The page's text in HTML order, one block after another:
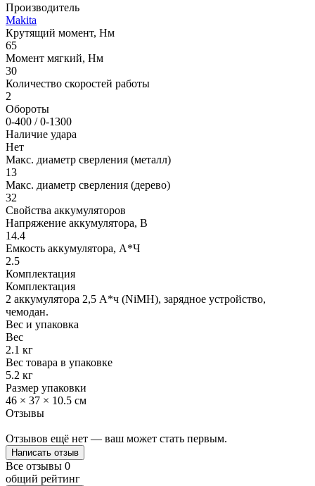
Производитель
Makita
Крутящий момент, Нм
65
Момент мягкий, Нм
30
Количество скоростей работы
2
Обороты
0-400 / 0-1300
Наличие удара
Нет
Макс. диаметр сверления (металл)
13
Макс. диаметр сверления (дерево)
32
Свойства аккумуляторов
Напряжение аккумулятора, В
14.4
Емкость аккумулятора, А*Ч
2.5
Комплектация
Комплектация
2 аккумулятора 2,5 А*ч (NiMH), зарядное устройство,
чемодан.
Вес и упаковка
Вес
2.1 кг
Вес товара в упаковке
5.2 кг
Размер упаковки
46 × 37 × 10.5 см
Отзывы
Отзывов ещё нет — ваш может стать первым.
Написать отзыв
Все отзывы 0
общий рейтинг